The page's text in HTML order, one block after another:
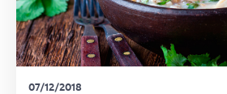
07/12/2018